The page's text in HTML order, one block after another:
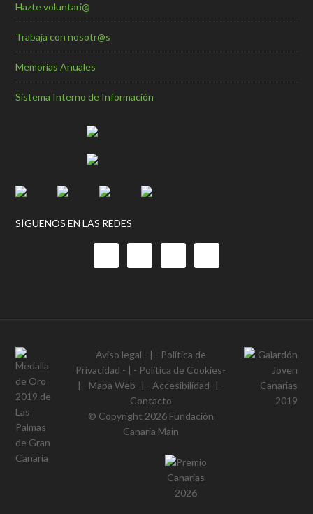
Hazte voluntari@
Trabaja con nosotr@s
Memorias Anuales
Sistema Interno de Información
SÍGUENOS EN LAS REDES
Aviso legal - | - Política de
Privacidad - | - Política de Cookies-
| - Mapa Web- | - Accesibilidad- | -
Contacto
© Copyright 2026 Fundación
Canaria Main